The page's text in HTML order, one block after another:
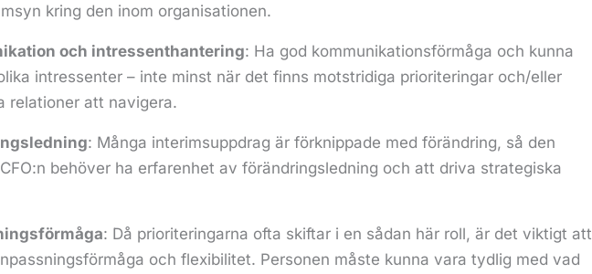
kring den inom organisationen.
och intressenthantering: Ha god kommunikationsförmåga och kunna
intressenter – inte minst när det finns motstridiga prioriteringar och/eller
relationer att navigera.
: Många interimsuppdrag är förknippade med förändring, så den
behöver ha erfarenhet av förändringsledning och att driva strategiska
: Då prioriteringarna ofta skiftar i en sådan här roll, är det viktigt att
och flexibilitet. Personen måste kunna vara tydlig med vad